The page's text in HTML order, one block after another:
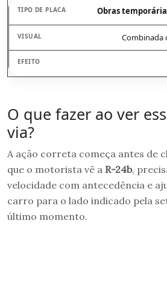
Obras
Combinada
O que fazer ao ver
via?
A ação correta começa antes de
que o motorista vê a R-24b,
velocidade com antecedência e
carro para o lado indicado pela
último momento.